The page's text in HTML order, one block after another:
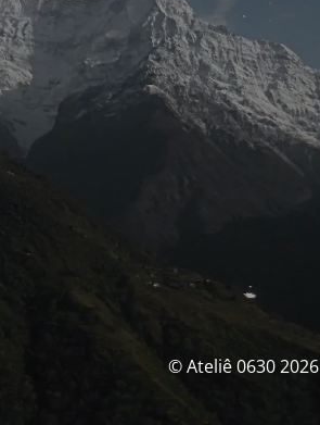
© Ateliê 0630 2026